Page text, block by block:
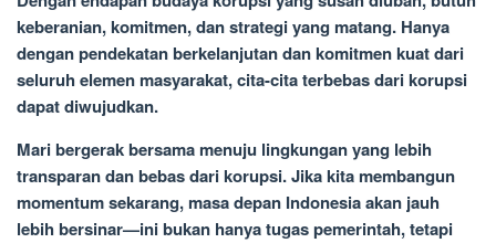
keberanian, komitmen, dan strategi yang matang. Hanya
dengan pendekatan berkelanjutan dan komitmen kuat dari
seluruh elemen masyarakat, cita-cita terbebas dari korupsi
dapat diwujudkan.
Mari bergerak bersama menuju lingkungan yang lebih
transparan dan bebas dari korupsi. Jika kita membangun
momentum sekarang, masa depan Indonesia akan jauh
lebih bersinar—ini bukan hanya tugas pemerintah, tetapi